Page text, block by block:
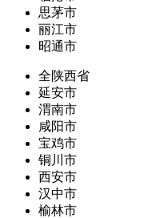
思茅市
丽江市
昭通市
全陕西省
延安市
渭南市
咸阳市
宝鸡市
铜川市
西安市
汉中市
榆林市